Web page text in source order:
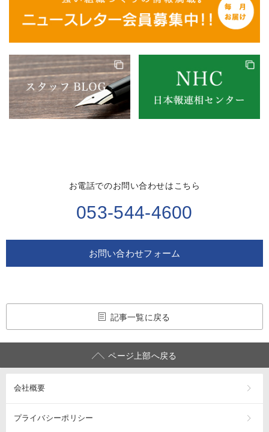
お電話でのお問い合わせはこちら
053-544-4600
お問い合わせフォーム
記事一覧に戻る
ページ上部へ戻る
会社概要
プライバシーポリシー